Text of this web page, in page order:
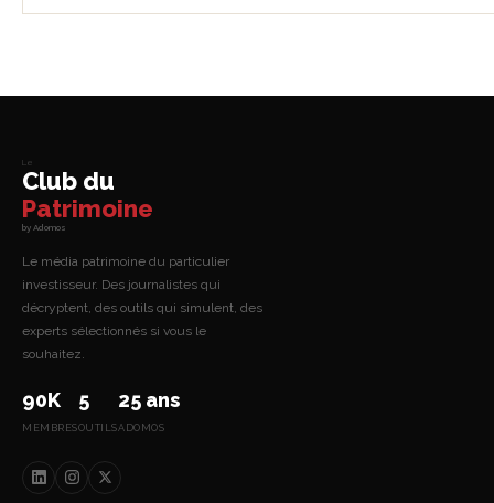
Le
Club du
Patrimoine
by Adomos
Le média patrimoine du particulier
investisseur. Des journalistes qui
décryptent, des outils qui simulent, des
experts sélectionnés si vous le
souhaitez.
90K
MEMBRES
5
OUTILS
25 ans
ADOMOS